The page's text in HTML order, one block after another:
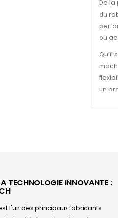
De la
du
ou
Qu’il
un
TECHNOLOGIE INNOVANTE :
est l'un des principaux fabricants